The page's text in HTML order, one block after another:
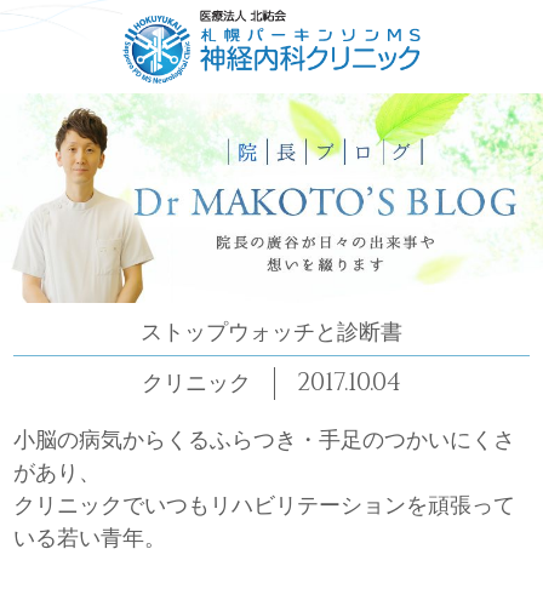
ごあいさつ コンセプト
ストップウォッチと診断書
クリニック 2017.10.04
小脳の病気からくるふらつき・手足のつかいにくさ
があり、
クリニックでいつもリハビリテーションを頑張って
いる若い青年。